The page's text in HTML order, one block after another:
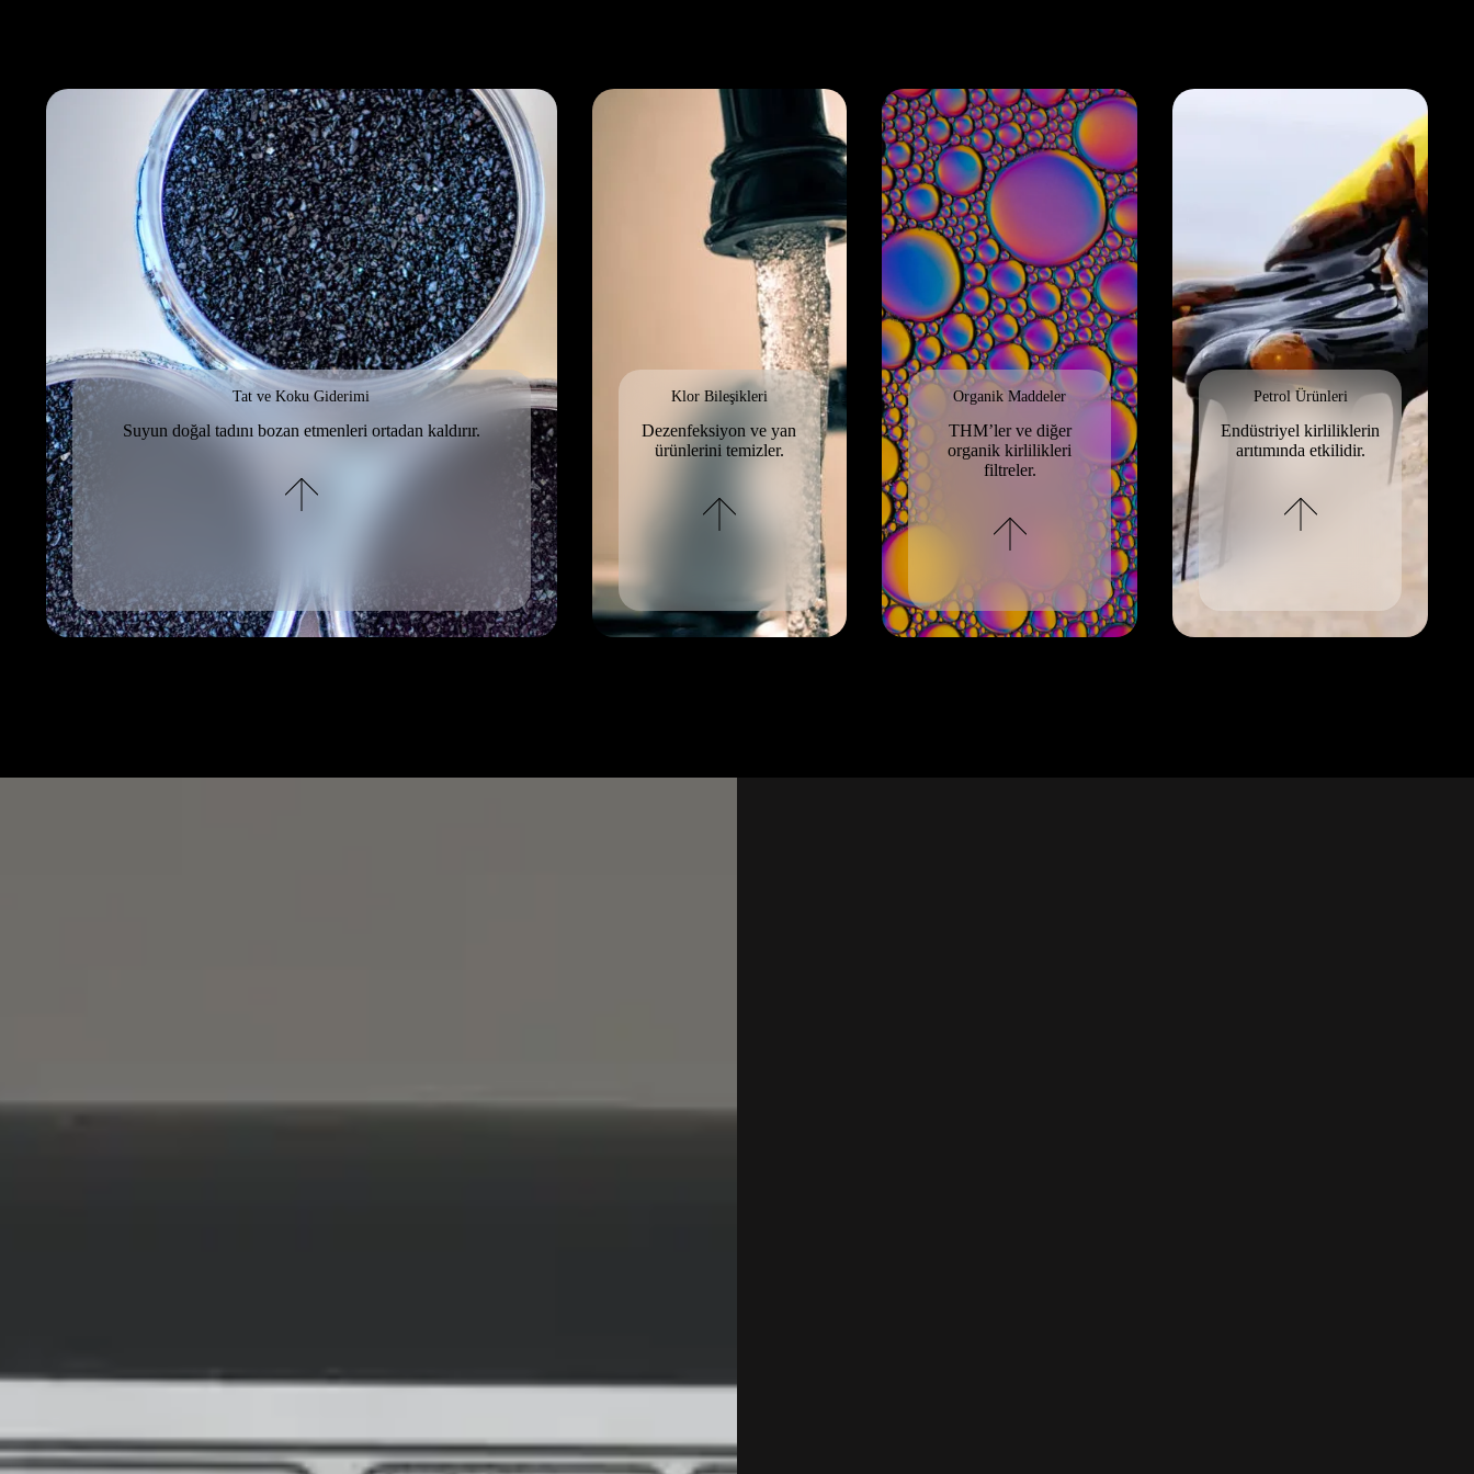
Tat ve Koku Giderimi
Suyun doğal tadını bozan etmenleri ortadan kaldırır.
Klor Bileşikleri
Dezenfeksiyon ve yan
ürünlerini temizler.
Organik Maddeler
THM’ler ve diğer
organik kirlilikleri
filtreler.
Petrol Ürünleri
Endüstriyel kirliliklerin
arıtımında etkilidir.